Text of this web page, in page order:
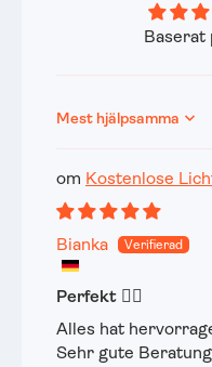
Baserat
Sort by
Kostenlose
Bianka
Perfekt 👍🏻
Alles hat
Sehr gute